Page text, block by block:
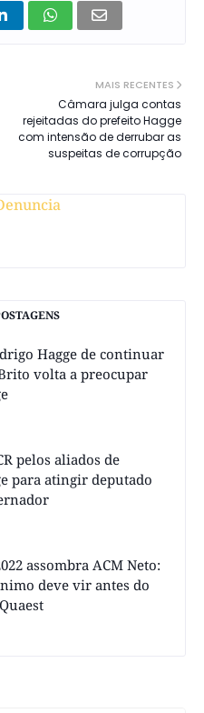
MAIS RECENTES
Câmara julga contas
rejeitadas do prefeito Hagge
com intensão de derrubar as
suspeitas de corrupção
Hagge de continuar
volta a preocupar
pelos aliados de
para atingir deputado
assombra ACM Neto:
deve vir antes do